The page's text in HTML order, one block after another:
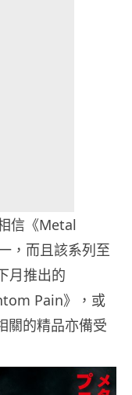
信《Metal
，而且該系列至
月推出的
Pain》，或
關的精品亦備受